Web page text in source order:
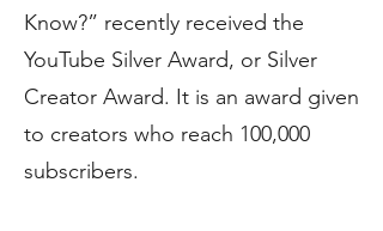
Know?” recently received the
YouTube Silver Award, or Silver
Creator Award. It is an award given
to creators who reach 100,000
subscribers.